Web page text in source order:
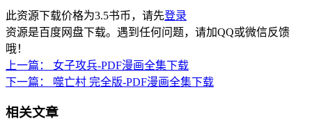
此资源下载价格为3.5书币，请先登录
资源是百度网盘下载。遇到任何问题，请加QQ或微信反馈
哦！
上一篇：
女子攻兵-PDF漫画全集下载
下一篇：
噬亡村 完全版-PDF漫画全集下载
相关文章